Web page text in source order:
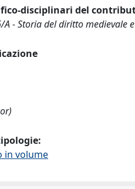
disciplinari del
A - Storia del diritto medievale
in volume